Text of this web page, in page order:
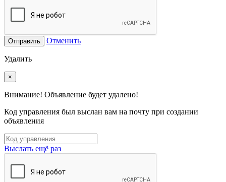
Отправить Отменить
Удалить
×
Внимание! Объявление будет удалено!
Код управления был выслан вам на почту при создании
объявления
Выслать ещё раз